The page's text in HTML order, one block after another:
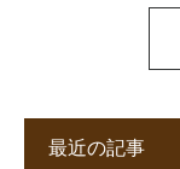
最近の記事